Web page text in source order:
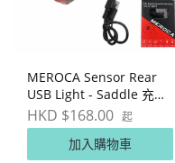
MEROCA Sensor Rear
USB Light - Saddle 充電
式尾燈
HKD $168.00 起
加入購物車